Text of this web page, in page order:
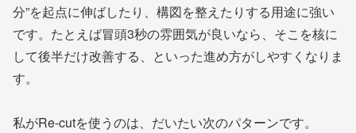
分”を起点に伸ばしたり、構図を整えたりする用途に強い
です。たとえば冒頭3秒の雰囲気が良いなら、そこを核に
して後半だけ改善する、といった進め方がしやすくなりま
す。
私がRe-cutを使うのは、だいたい次のパターンです。